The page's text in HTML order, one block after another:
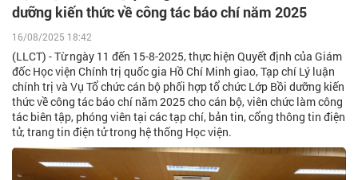
dưỡng kiến thức về công tác báo chí năm 2025
16/08/2025 18:42
(LLCT) - Từ ngày 11 đến 15-8-2025, thực hiện Quyết định của Giám
đốc Học viện Chính trị quốc gia Hồ Chí Minh giao, Tạp chí Lý luận
chính trị và Vụ Tổ chức cán bộ phối hợp tổ chức Lớp Bồi dưỡng kiến
thức về công tác báo chí năm 2025 cho cán bộ, viên chức làm công
tác biên tập, phóng viên tại các tạp chí, bản tin, cổng thông tin điện
tử, trang tin điện tử trong hệ thống Học viện.